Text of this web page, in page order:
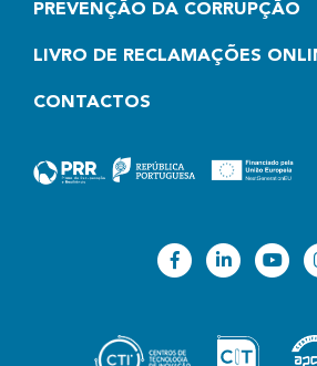
PREVENÇÃO DA CORRUPÇÃO
LIVRO DE RECLAMAÇÕES
CONTACTOS